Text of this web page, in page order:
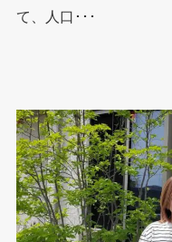
て、人口･･･